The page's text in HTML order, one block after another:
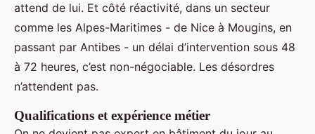
attend de lui. Et côté réactivité, dans un secteur
comme les Alpes-Maritimes - de Nice à Mougins, en
passant par Antibes - un délai d’intervention sous 48
à 72 heures, c’est non-négociable. Les désordres
n’attendent pas.
Qualifications et expérience métier